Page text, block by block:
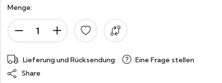
Menge:
Lieferung und Rücksendung
Eine Frage stellen
Share